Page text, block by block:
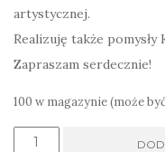
artystycznej.
Realizuję także pomysły
Zapraszam serdecznie!
100 w magazynie (może
ilość